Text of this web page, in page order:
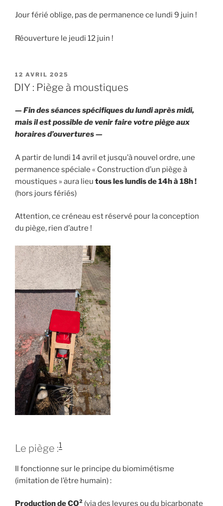
Jour férié oblige, pas de permanence ce lundi 9 juin !
Réouverture le jeudi 12 juin !
PUBLIÉ
LE
12 AVRIL 2025
DIY : Piège à moustiques
— Fin des séances spécifiques du lundi après midi,
mais il est possible de venir faire votre piège aux
horaires d’ouvertures —
A partir de lundi 14 avril et jusqu’à nouvel ordre, une
permanence spéciale « Construction d’un piège à
moustiques » aura lieu tous les lundis de 14h à 18h !
(hors jours fériés)
Attention, ce créneau est réservé pour la conception
du piège, rien d’autre !
Le piège :1
Il fonctionne sur le principe du biomimétisme
(imitation de l’être humain) :
Production de CO² (via des levures ou du bicarbonate